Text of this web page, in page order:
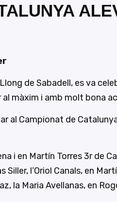
de Sabadell, es va
màxim i amb molt bona
al Campionat de
i en Martín Torres 3r de
l’Oriol Canals, en
la Maria Avellanas, en